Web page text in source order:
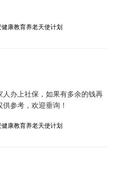
健康教育养老天使计划
办上社保，如果有多余的钱再
参考，欢迎垂询！
健康教育养老天使计划